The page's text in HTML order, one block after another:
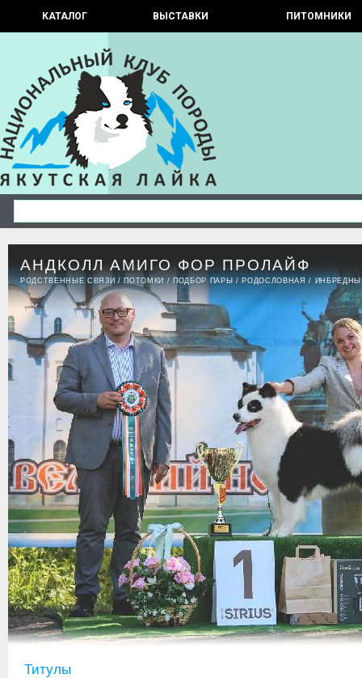
КАТАЛОГ ВЫСТАВКИ ПИТОМНИКИ
АНДКОЛЛ АМИГО ФОР ПРОЛАЙФ
РОДСТВЕННЫЕ СВЯЗИ /ПОТОМКИ / ПОДБОР ПАРЫ / РОДОСЛОВНАЯ /
Титулы